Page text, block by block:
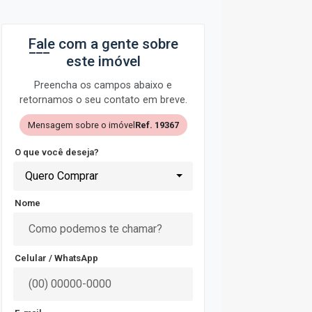
Fale com a gente sobre
este imóvel
Preencha os campos abaixo e
retornamos o seu contato em breve.
Mensagem sobre o imóvel Ref. 19367
O que você deseja?
Quero Comprar
Nome
Celular / WhatsApp